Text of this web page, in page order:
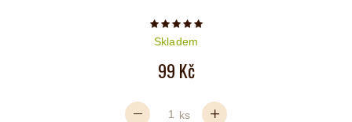
Počet hvězdiček je 5 z 5
Skladem
99 Kč
ks